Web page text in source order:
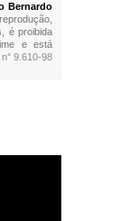
Bernardo
é proibida
e está
n° 9.610-98